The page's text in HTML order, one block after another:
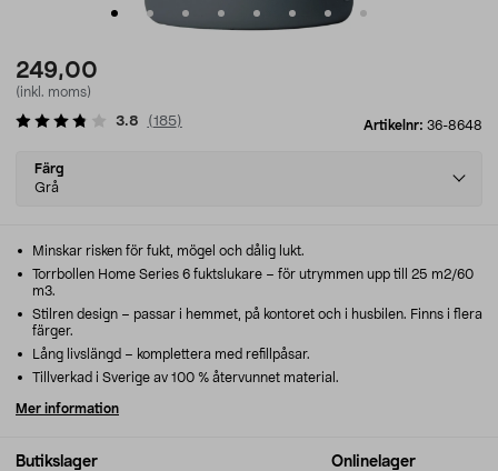
249,00
(inkl. moms)
Artikelnr: 36-8648
3.8 (185)
Select
variant
Färg
Grå
Butikslager Onlinelager
Minskar risken för fukt, mögel och dålig lukt.
Torrbollen Home Series 6 fuktslukare – för utrymmen upp till 25 m2/60
m3.
Stilren design – passar i hemmet, på kontoret och i husbilen. Finns i flera
färger.
Lång livslängd – komplettera med refillpåsar.
Tillverkad i Sverige av 100 % återvunnet material.
Mer information